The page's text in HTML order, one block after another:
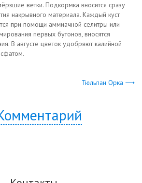
ветки. Подкормка вносится сразу
накрывного материала. Каждый куст
при помощи аммиачной селитры или
первых бутонов, вносятся
В августе цветок удобряют калийной
Тюльпан Орка ⟶